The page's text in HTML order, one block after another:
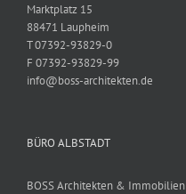
Marktplatz 15
88471 Laupheim
T 07392-93829-0
F 07392-93829-99
info@boss-architekten.de
BÜRO ALBSTADT
BOSS Architekten & Immobilien